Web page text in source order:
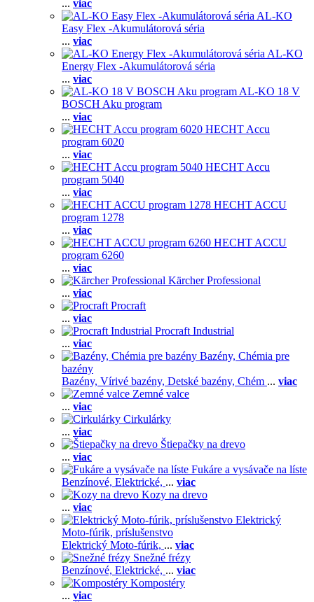
... viac
AL-KO
Easy Flex -Akumulátorová séria
... viac
AL-KO
Energy Flex -Akumulátorová séria
... viac
AL-KO 18 V
BOSCH Aku program
... viac
HECHT Accu
program 6020
... viac
HECHT Accu
program 5040
... viac
HECHT ACCU
program 1278
... viac
HECHT ACCU
program 6260
... viac
Kärcher Professional
... viac
Procraft
... viac
Procraft Industrial
... viac
Bazény, Chémia pre
bazény
Bazény, Vírivé bazény, Detské bazény, Chém ... viac
Zemné valce
... viac
Cirkulárky
... viac
Štiepačky na drevo
... viac
Fukáre a vysávače na líste
Benzínové, Elektrické, ... viac
Kozy na drevo
... viac
Elektrický
Moto-fúrik, príslušenstvo
Elektrický Moto-fúrik, ... viac
Snežné frézy
Benzínové, Elektrické, ... viac
Kompostéry
... viac